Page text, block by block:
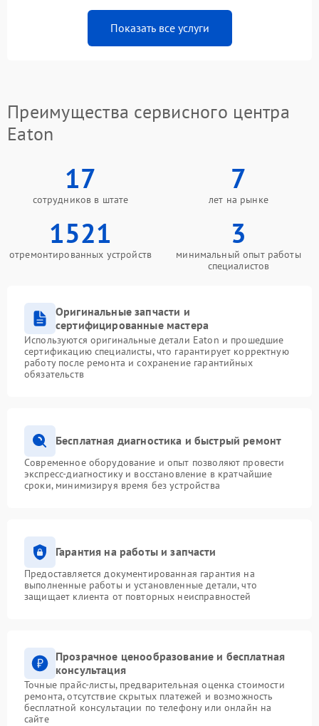
Показать все услуги
Преимущества сервисного центра
Eaton
17
сотрудников в штате
7
лет на рынке
1521
отремонтированных устройств
3
минимальный опыт работы
специалистов
Оригинальные запчасти и
сертифицированные мастера
Используются оригинальные детали Eaton и прошедшие
сертификацию специалисты, что гарантирует корректную
работу после ремонта и сохранение гарантийных
обязательств
Бесплатная диагностика и быстрый ремонт
Современное оборудование и опыт позволяют провести
экспресс-диагностику и восстановление в кратчайшие
сроки, минимизируя время без устройства
Гарантия на работы и запчасти
Предоставляется документированная гарантия на
выполненные работы и установленные детали, что
защищает клиента от повторных неисправностей
Прозрачное ценообразование и бесплатная
консультация
Точные прайс-листы, предварительная оценка стоимости
ремонта, отсутствие скрытых платежей и возможность
бесплатной консультации по телефону или онлайн на
сайте